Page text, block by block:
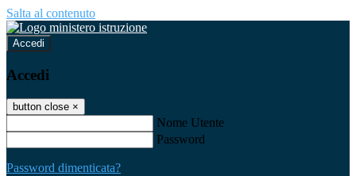
Salta al contenuto
Accedi
Accedi
button close ×
Nome Utente
Password
Password dimenticata?